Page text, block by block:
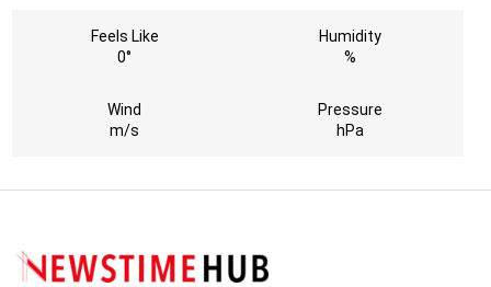
Feels Like
0°
Humidity
%
Wind
m/s
Pressure
hPa